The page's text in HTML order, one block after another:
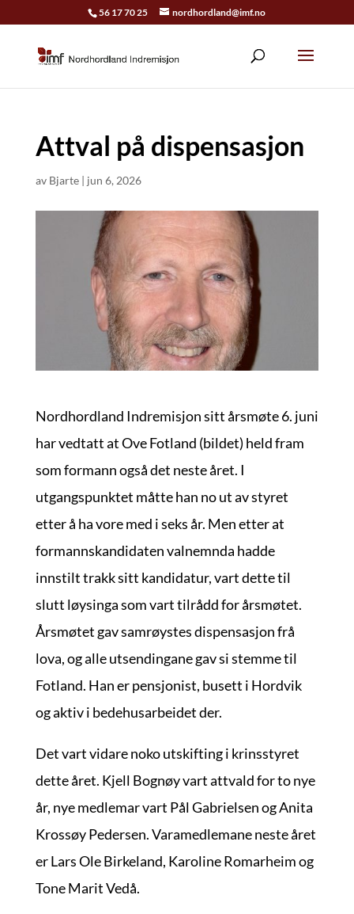
56 17 70 25 nordhordland@imf.no
Attval på dispensasjon
av Bjarte| jun 6, 2026
Nordhordland Indremisjon sitt årsmøte 6. juni
har vedtatt at Ove Fotland (bildet) held fram
som formann også det neste året. I
utgangspunktet måtte han no ut av styret
etter å ha vore med i seks år. Men etter at
formannskandidaten valnemnda hadde
innstilt trakk sitt kandidatur, vart dette til
slutt løysinga som vart tilrådd for årsmøtet.
Årsmøtet gav samrøystes dispensasjon frå
lova, og alle utsendingane gav si stemme til
Fotland. Han er pensjonist, busett i Hordvik
og aktiv i bedehusarbeidet der.
Det vart vidare noko utskifting i krinsstyret
dette året. Kjell Bognøy vart attvald for to nye
år, nye medlemar vart Pål Gabrielsen og Anita
Krossøy Pedersen. Varamedlemane neste året
er Lars Ole Birkeland, Karoline Romarheim og
Tone Marit Vedå.